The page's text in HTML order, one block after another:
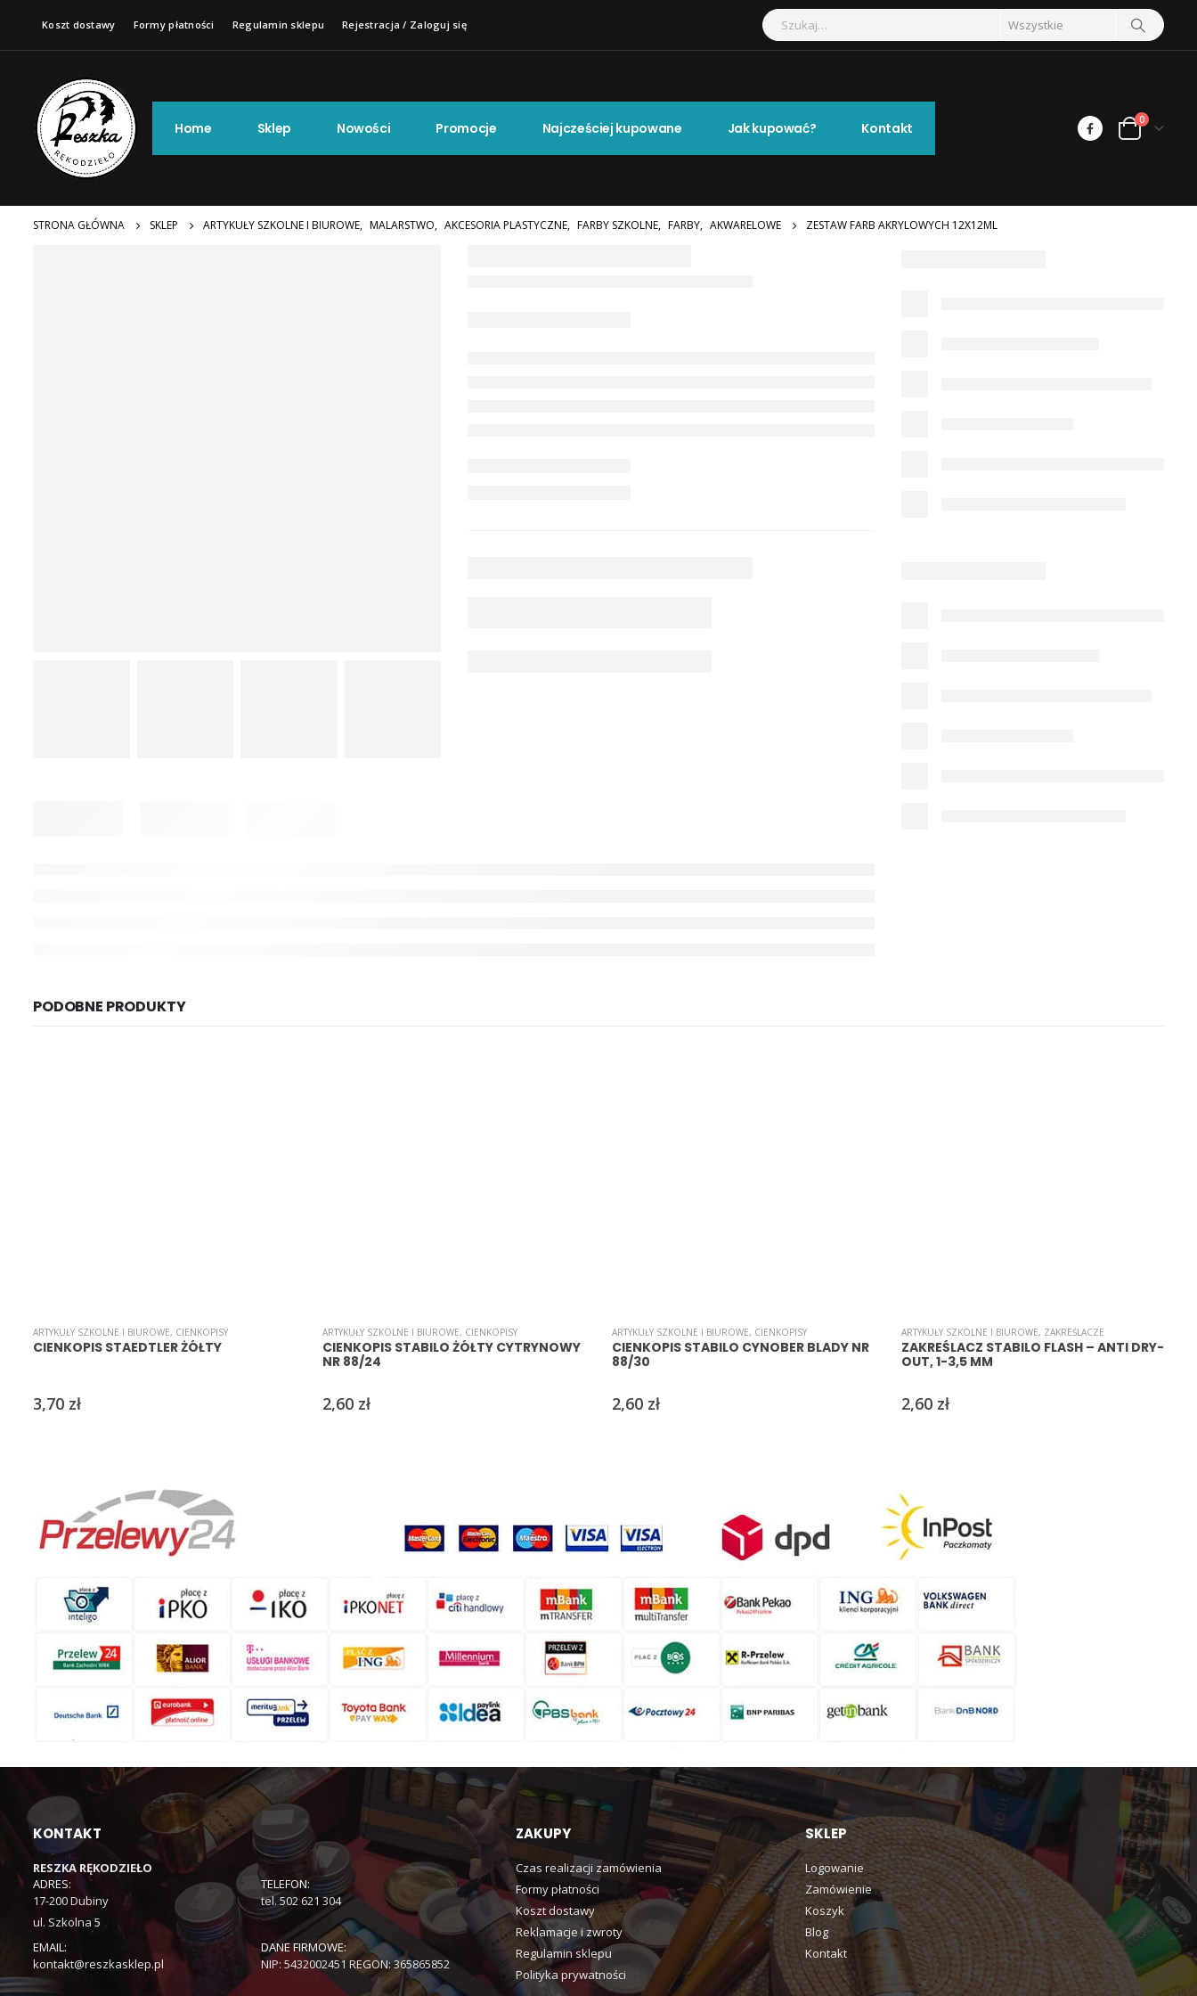
Koszt dostawy Formy płatności Regulamin sklepu Rejestracja / Zaloguj się
Home Sklep Nowości Promocje Najcześciej kupowane Jak kupować? Kontakt 0
STRONA GŁÓWNA SKLEP ARTYKUŁY SZKOLNE I BIUROWE, MALARSTWO, AKCESORIA PLASTYCZNE, FARBY SZKOLNE, FARBY, AKWARELOWE ZESTAW FARB AKRYLOWYCH 12X12ML
PODOBNE PRODUKTY
ARTYKUŁY SZKOLNE I BIUROWE, CIENKOPISY
CIENKOPIS STAEDTLER ŻÓŁTY
3,70 zł
ARTYKUŁY SZKOLNE I BIUROWE, CIENKOPISY
CIENKOPIS STABILO ŻÓŁTY CYTRYNOWY
NR 88/24
2,60 zł
ARTYKUŁY SZKOLNE I BIUROWE, CIENKOPISY
CIENKOPIS STABILO CYNOBER BLADY NR
88/30
2,60 zł
ARTYKUŁY SZKOLNE I BIUROWE, ZAKREŚLACZE
ZAKREŚLACZ STABILO FLASH – ANTI DRY-
OUT, 1-3,5 MM
2,60 zł
KONTAKT
RESZKA RĘKODZIEŁO
ADRES:
17-200 Dubiny
ul. Szkolna 5
TELEFON:
tel. 502 621 304
EMAIL:
kontakt@reszkasklep.pl
DANE FIRMOWE:
NIP: 5432002451 REGON: 365865852
ZAKUPY
Czas realizacji zamówienia
Formy płatności
Koszt dostawy
Reklamacje i zwroty
Regulamin sklepu
Polityka prywatności
SKLEP
Logowanie
Zamówienie
Koszyk
Blog
Kontakt